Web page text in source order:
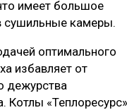
имеет большое
сушильные камеры.
оптимального
избавляет от
дежурства
Котлы «Теплоресурс»